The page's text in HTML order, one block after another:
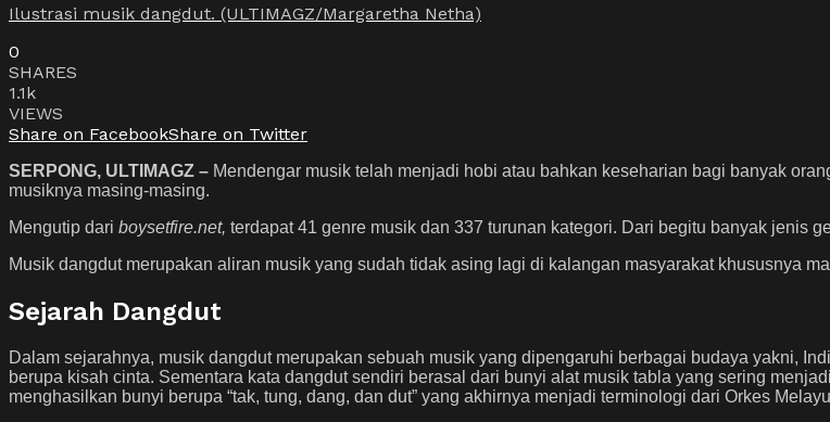
Ilustrasi musik dangdut. (ULTIMAGZ/Margaretha Netha)
0
SHARES
1.1k
VIEWS
Share on FacebookShare on Twitter
SERPONG, ULTIMAGZ – Mendengar musik telah menjadi hobi atau bahkan keseharian bagi banyak
musiknya masing-masing.
Mengutip dari boysetfire.net, terdapat 41 genre musik dan 337 turunan kategori. Dari begitu banyak jenis
Musik dangdut merupakan aliran musik yang sudah tidak asing lagi di kalangan masyarakat khususnya
Sejarah Dangdut
Dalam sejarahnya, musik dangdut merupakan sebuah musik yang dipengaruhi berbagai budaya yakni,
berupa kisah cinta. Sementara kata dangdut sendiri berasal dari bunyi alat musik tabla yang sering
menghasilkan bunyi berupa “tak, tung, dang, dan dut” yang akhirnya menjadi terminologi dari Orkes